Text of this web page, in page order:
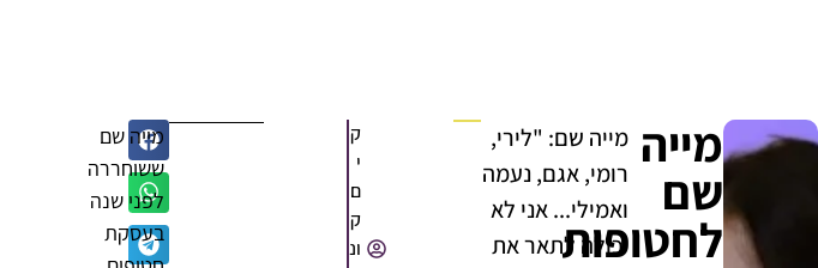
מייה
שם
לחטופות
מייה שם: "לירי,
רומי, אגם, נעמה
ואמילי... אני לא
יכולה לתאר את
ק
י
ם
ק
ונ
מייה שם
ששוחררה
לפני שנה
בעסקת